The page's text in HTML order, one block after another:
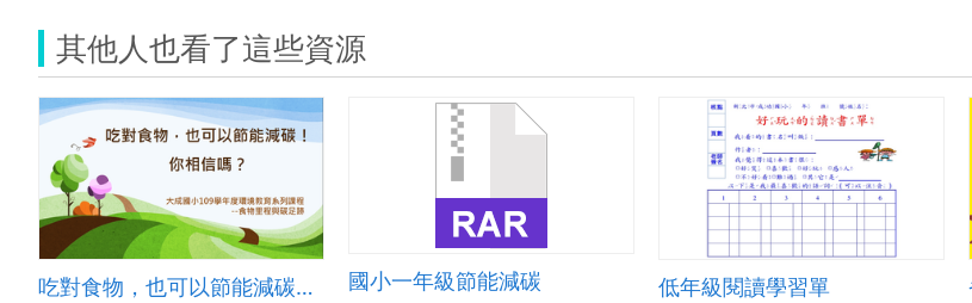
其他人也看了這些資源
吃對食物，也可以節能減碳！你相信嗎？ 國小一年級節能減碳 低年級閱讀學習單